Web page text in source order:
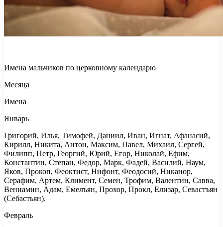
Имена мальчиков по церковному календарю
Месяца
Имена
Январь
Григорий, Илья, Тимофей, Даниил, Иван, Игнат, Афанасий,
Кирилл, Никита, Антон, Максим, Павел, Михаил, Сергей,
Филипп, Петр, Георгий, Юрий, Егор, Николай, Ефим,
Константин, Степан, Федор, Марк, Фадей, Василий, Наум,
Яков, Прокоп, Феоктист, Нифонт, Феодосий, Никанор,
Серафим, Артем, Климент, Семен, Трофим, Валентин, Савва,
Вениамин, Адам, Емелъян, Прохор, Прокл, Елизар, Севастъян
(Себастьян).
Февраль